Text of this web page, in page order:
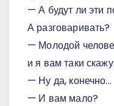
— А будут ли эти
А разговаривать?
— Молодой
и я вам таки
— Ну да, конечно...
— И вам мало?